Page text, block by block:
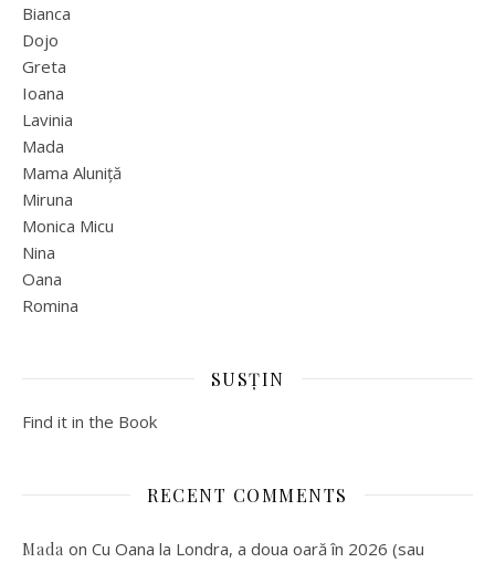
Bianca
Dojo
Greta
Ioana
Lavinia
Mada
Mama Aluniță
Miruna
Monica Micu
Nina
Oana
Romina
SUSȚIN
Find it in the Book
RECENT COMMENTS
Mada on Cu Oana la Londra, a doua oară în 2026 (sau